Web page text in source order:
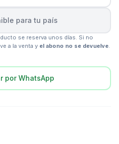
para tu país
se reserva unos días. Si no
a la venta y el abono no se devuelve.
por WhatsApp